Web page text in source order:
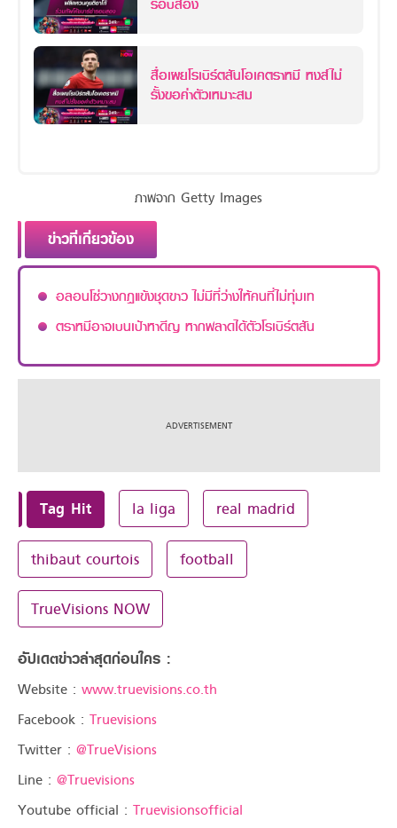
รอบสอง
สื่อเผยโรเบิร์ตสันโอเคตราหมี หงส์ไม่
รั้งขอค่าตัวเหมาะสม
ภาพจาก Getty Images
ข่าวที่เกี่ยวข้อง
อลอนโซ่วางกฎแข้งชุดขาว ไม่มีที่ว่างให้คนที่ไม่ทุ่มเท
ตราหมีอาจเบนเป้าหาดีญ หากพลาดได้ตัวโรเบิร์ตสัน
Tag Hit la liga real madrid
thibaut courtois football
TrueVisions NOW
อัปเดตข่าวล่าสุดก่อนใคร :
Website : www.truevisions.co.th
Facebook : Truevisions
Twitter : @TrueVisions
Line : @Truevisions
Youtube official : Truevisionsofficial